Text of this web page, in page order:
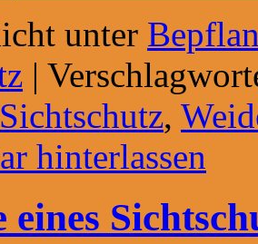
unter
|
Sichtschutz,
hinterlassen
eines